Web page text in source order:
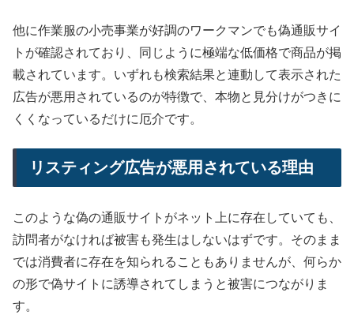
他に作業服の小売事業が好調のワークマンでも偽通販サイ
トが確認されており、同じように極端な低価格で商品が掲
載されています。いずれも検索結果と連動して表示された
広告が悪用されているのが特徴で、本物と見分けがつきに
くくなっているだけに厄介です。
リスティング広告が悪用されている理由
このような偽の通販サイトがネット上に存在していても、
訪問者がなければ被害も発生はしないはずです。そのまま
では消費者に存在を知られることもありませんが、何らか
の形で偽サイトに誘導されてしまうと被害につながりま
す。